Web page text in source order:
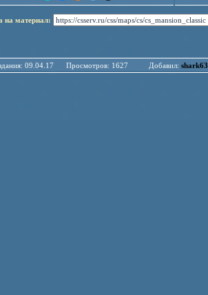
на материал:
09.04.17 Просмотров: 1627 Добавил: shark63